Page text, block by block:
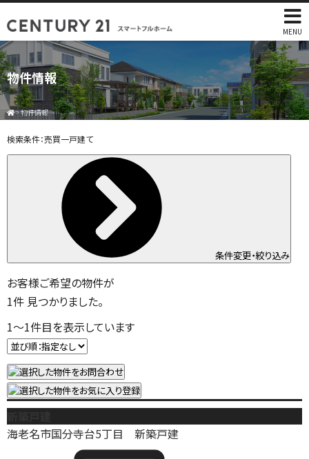
MENU
物件情報
>物件情報
検索条件：売買一戸建て
条件変更・絞り込み
お客様ご希望の物件が
1件 見つかりました。
1～1件目を表示しています
海老名市国分寺台5丁目 新築戸建